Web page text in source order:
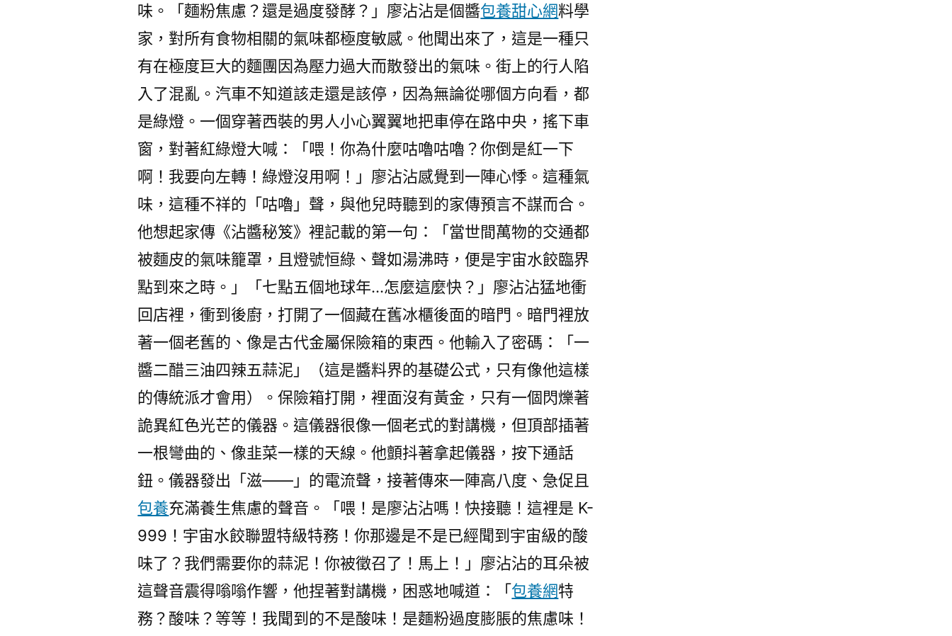
味。「麵粉焦慮？還是過度發酵？」廖沾沾是個醬包養甜心網料學
家，對所有食物相關的氣味都極度敏感。他聞出來了，這是一種只
有在極度巨大的麵團因為壓力過大而散發出的氣味。街上的行人陷
入了混亂。汽車不知道該走還是該停，因為無論從哪個方向看，都
是綠燈。一個穿著西裝的男人小心翼翼地把車停在路中央，搖下車
窗，對著紅綠燈大喊：「喂！你為什麼咕嚕咕嚕？你倒是紅一下
啊！我要向左轉！綠燈沒用啊！」廖沾沾感覺到一陣心悸。這種氣
味，這種不祥的「咕嚕」聲，與他兒時聽到的家傳預言不謀而合。
他想起家傳《沾醬秘笈》裡記載的第一句：「當世間萬物的交通都
被麵皮的氣味籠罩，且燈號恒綠、聲如湯沸時，便是宇宙水餃臨界
點到來之時。」「七點五個地球年…怎麼這麼快？」廖沾沾猛地衝
回店裡，衝到後廚，打開了一個藏在舊冰櫃後面的暗門。暗門裡放
著一個老舊的、像是古代金屬保險箱的東西。他輸入了密碼：「一
醬二醋三油四辣五蒜泥」（這是醬料界的基礎公式，只有像他這樣
的傳統派才會用）。保險箱打開，裡面沒有黃金，只有一個閃爍著
詭異紅色光芒的儀器。這儀器很像一個老式的對講機，但頂部插著
一根彎曲的、像韭菜一樣的天線。他顫抖著拿起儀器，按下通話
鈕。儀器發出「滋——」的電流聲，接著傳來一陣高八度、急促且
包養充滿養生焦慮的聲音。「喂！是廖沾沾嗎！快接聽！這裡是 K-
999！宇宙水餃聯盟特級特務！你那邊是不是已經聞到宇宙級的酸
味了？我們需要你的蒜泥！你被徵召了！馬上！」廖沾沾的耳朵被
這聲音震得嗡嗡作響，他捏著對講機，困惑地喊道：「包養網特
務？酸味？等等！我聞到的不是酸味！是麵粉過度膨脹的焦慮味！